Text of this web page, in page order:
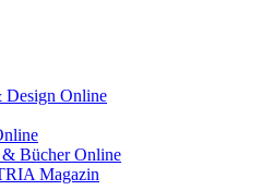
Design Online
Bücher Online
Magazin